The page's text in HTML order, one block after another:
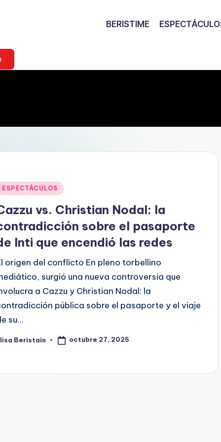
BERISTIME
ESPECTÁCULOS
vs. Christian Nodal: la
sobre el pasaporte
Inti que encendió las redes
origen del conflicto En pleno torbellino
surgió una nueva controversia que
a Cazzu y Christian Nodal: la
pública sobre el pasaporte y el viaje
su…
Beristain octubre 27, 2025